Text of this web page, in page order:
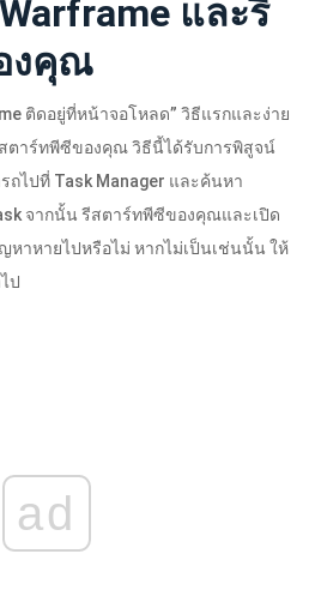
และรี
งคุณ
ติดอยู่ที่หน้าจอโหลด” วิธีแรกและง่าย
ตาร์ทพีซีของคุณ วิธีนี้ได้รับการพิสูจน์
ไปที่ Task Manager และค้นหา
จากนั้น รีสตาร์ทพีซีของคุณและเปิด
หาหายไปหรือไม่ หากไม่เป็นเช่นนั้น ให้
ป
ad